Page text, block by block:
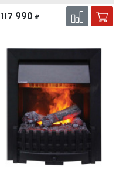
117 990 ₽